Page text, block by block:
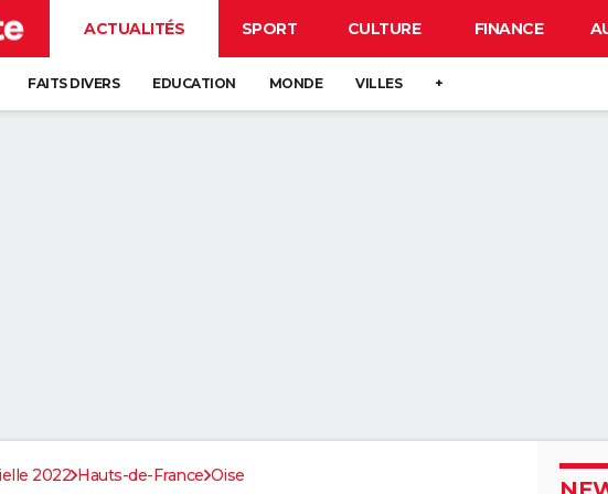
ACTUALITÉS SPORT CULTURE FINANCE
FAITS DIVERS EDUCATION MONDE VILLES +
2022 Hauts-de-France Oise